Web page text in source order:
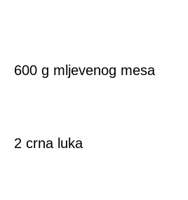
600 g mljevenog mesa
2 crna luka